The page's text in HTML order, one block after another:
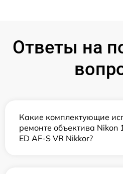
Ответы на
Какие комплектующие
ремонте объектива Nikon
ED AF-S VR Nikkor?